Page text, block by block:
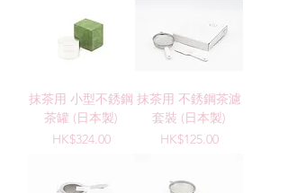
抹茶用 小型不銹鋼
茶罐 (日本製)
價格
HK$324.00
抹茶用 不銹鋼茶濾
套裝 (日本製)
價格
HK$125.00